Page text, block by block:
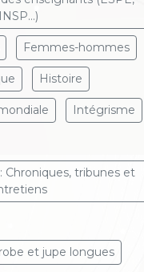
INSP...)
Femmes-hommes
Histoire
Intégrisme
Chroniques, tribunes et
et jupe longues